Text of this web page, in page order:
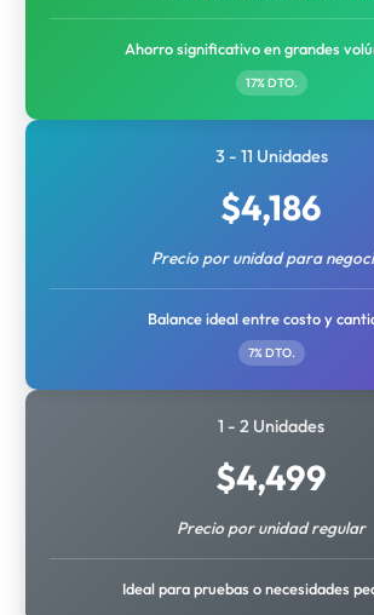
Ahorro significativo en grandes
17% DTO.
3 - 11 Unidades
$4,186
Precio por unidad para
Balance ideal entre costo y
7% DTO.
1 - 2 Unidades
$4,499
Precio por unidad regular
Ideal para pruebas o necesidades